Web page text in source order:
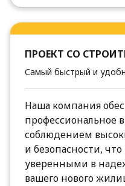
ПРОЕКТ СО
Самый быстрый и
Наша компания
профессиональное
соблюдением
и безопасности,
уверенными в
вашего нового